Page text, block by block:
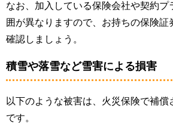
なお、加入している保険会社や契約プ
囲が異なりますので、お持ちの保険証
確認しましょう。
積雪や落雪など雪害による損害
以下のような被害は、火災保険で補償
です。